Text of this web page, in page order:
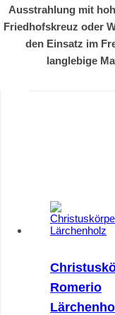
Ausstrahlung mit
Friedhofskreuz oder
den Einsatz im
langlebige
Romerio